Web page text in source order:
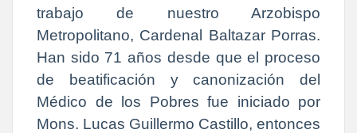
trabajo de nuestro Arzobispo
Metropolitano, Cardenal Baltazar Porras.
Han sido 71 años desde que el proceso
de beatificación y canonización del
Médico de los Pobres fue iniciado por
Mons. Lucas Guillermo Castillo, entonces